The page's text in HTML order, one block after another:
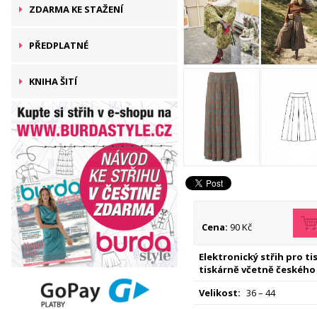
ZDARMA KE STAŽENÍ
PŘEDPLATNÉ
KNIHA ŠITÍ
Cena: 90 Kč
Elektronický střih pro
tiskárně včetně českého
Velikost: 36 – 44